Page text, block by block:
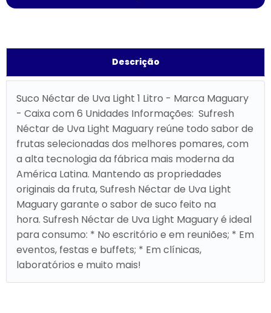
Descrição
Suco Néctar de Uva Light 1 Litro - Marca Maguary
- Caixa com 6 Unidades Informações: Sufresh
Néctar de Uva Light Maguary reúne todo sabor de
frutas selecionadas dos melhores pomares, com
a alta tecnologia da fábrica mais moderna da
América Latina. Mantendo as propriedades
originais da fruta, Sufresh Néctar de Uva Light
Maguary garante o sabor de suco feito na
hora. Sufresh Néctar de Uva Light Maguary é ideal
para consumo: * No escritório e em reuniões; * Em
eventos, festas e buffets; * Em clínicas,
laboratórios e muito mais!